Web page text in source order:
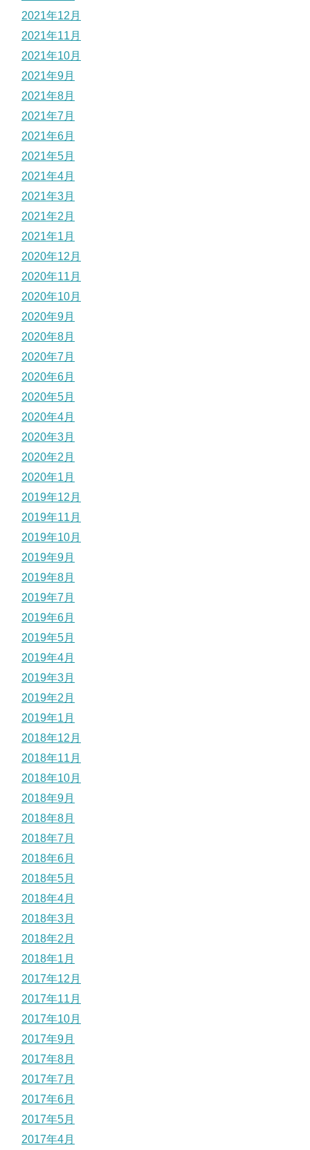
2021年12月
2021年11月
2021年10月
2021年9月
2021年8月
2021年7月
2021年6月
2021年5月
2021年4月
2021年3月
2021年2月
2021年1月
2020年12月
2020年11月
2020年10月
2020年9月
2020年8月
2020年7月
2020年6月
2020年5月
2020年4月
2020年3月
2020年2月
2020年1月
2019年12月
2019年11月
2019年10月
2019年9月
2019年8月
2019年7月
2019年6月
2019年5月
2019年4月
2019年3月
2019年2月
2019年1月
2018年12月
2018年11月
2018年10月
2018年9月
2018年8月
2018年7月
2018年6月
2018年5月
2018年4月
2018年3月
2018年2月
2018年1月
2017年12月
2017年11月
2017年10月
2017年9月
2017年8月
2017年7月
2017年6月
2017年5月
2017年4月